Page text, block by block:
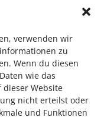
verwenden wir
zu
Wenn du diesen
wie das
Website
nicht erteilst oder
und Funktionen
DEUTSCHEN FILMS*